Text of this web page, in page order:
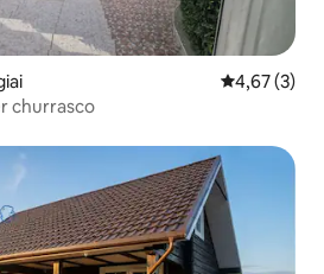
4,67 de
4,67 (3)
churrasco